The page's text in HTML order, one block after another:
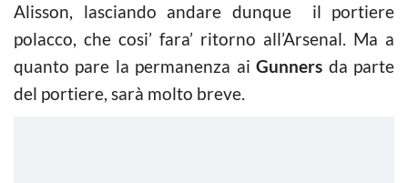
Alisson, lasciando andare dunque il portiere
polacco, che cosi’ fara’ ritorno all’Arsenal. Ma a
quanto pare la permanenza aiGunners da parte
del portiere, sarà molto breve.